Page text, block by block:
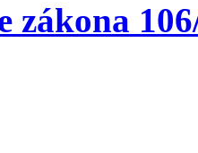
zákona